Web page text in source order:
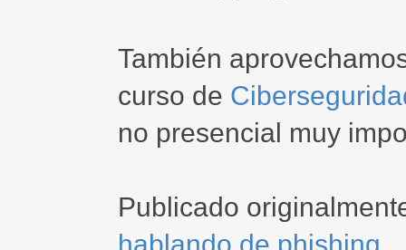
También
curso de
no presencial muy
Publicado